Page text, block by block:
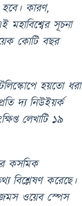
কারণ,
মহাবিশ্বের সূচনা
কোটি বছর
হয়তো ধরা
দ্য নিউইয়র্ক
লেখাটি ১৯
কসমিক
বিশ্লেষণ করেছে।
ওয়েব স্পেস